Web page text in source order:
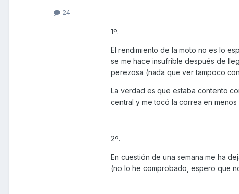
24
1º.
El rendimiento de la moto no es lo
se me hace insufrible después de
perezosa (nada que ver tampoco
La verdad es que estaba contento
central y me tocó la correa en
2º.
En cuestión de una semana me ha
(no lo he comprobado, espero que